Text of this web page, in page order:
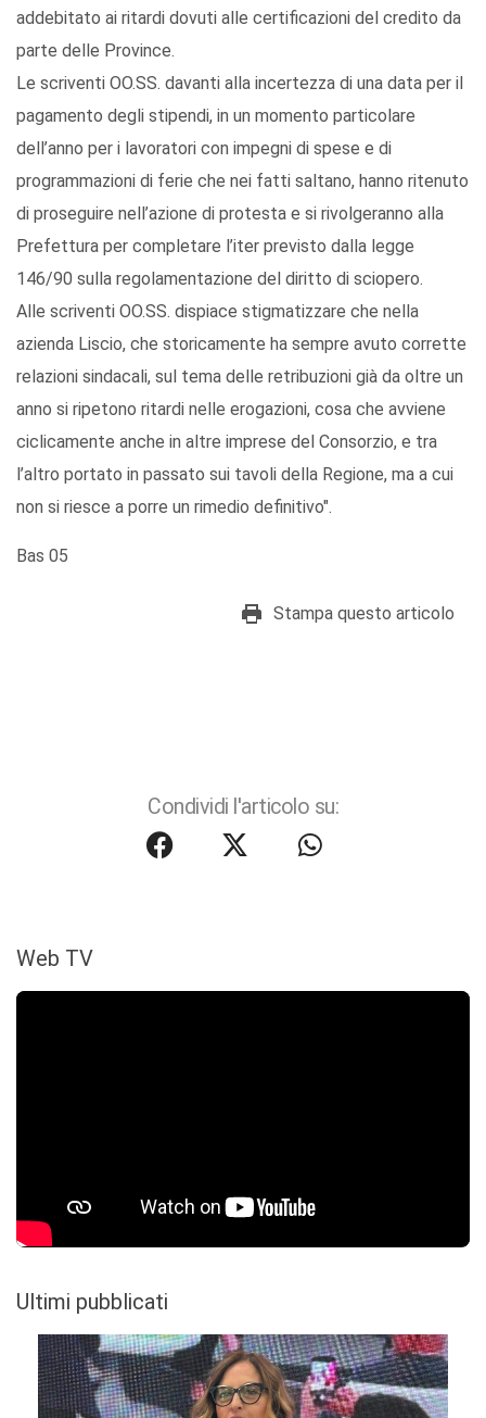
addebitato ai ritardi dovuti alle certificazioni del credito da
parte delle Province.
Le scriventi OO.SS. davanti alla incertezza di una data per il
pagamento degli stipendi, in un momento particolare
dell’anno per i lavoratori con impegni di spese e di
programmazioni di ferie che nei fatti saltano, hanno ritenuto
di proseguire nell’azione di protesta e si rivolgeranno alla
Prefettura per completare l’iter previsto dalla legge
146/90 sulla regolamentazione del diritto di sciopero.
Alle scriventi OO.SS. dispiace stigmatizzare che nella
azienda Liscio, che storicamente ha sempre avuto corrette
relazioni sindacali, sul tema delle retribuzioni già da oltre un
anno si ripetono ritardi nelle erogazioni, cosa che avviene
ciclicamente anche in altre imprese del Consorzio, e tra
l’altro portato in passato sui tavoli della Regione, ma a cui
non si riesce a porre un rimedio definitivo".
Bas 05
Stampa questo articolo
Condividi l'articolo su:
Web TV
Ultimi pubblicati